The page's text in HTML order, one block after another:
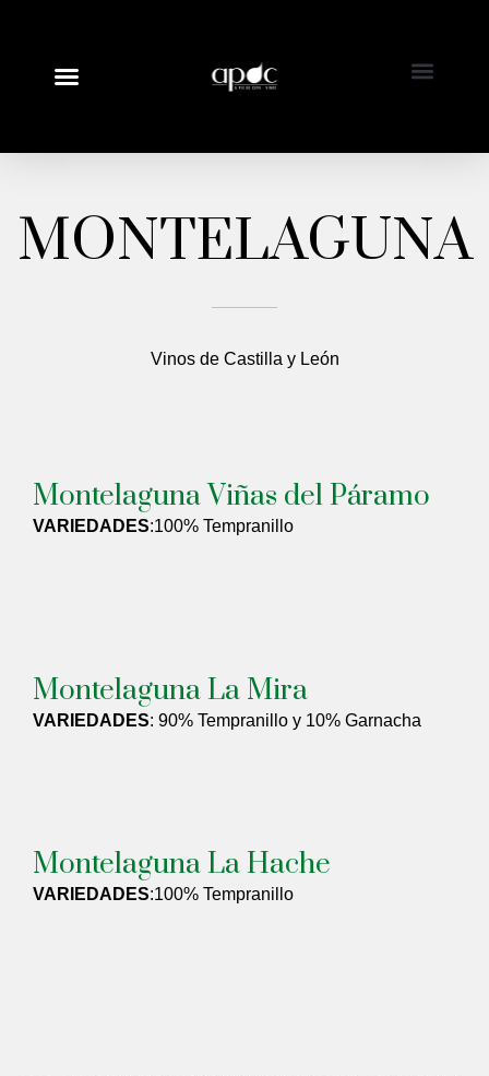
MONTELAGUNA
Vinos de Castilla y León
Montelaguna Viñas del Páramo
VARIEDADES:100% Tempranillo
Montelaguna La Mira
VARIEDADES: 90% Tempranillo y 10% Garnacha
Montelaguna La Hache
VARIEDADES:100% Tempranillo